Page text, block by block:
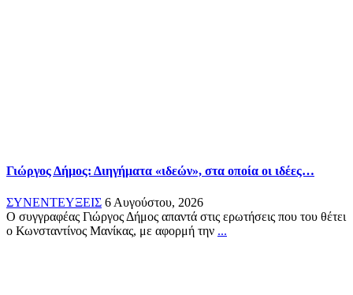
Γιώργος Δήμος: Διηγήματα «ιδεών», στα οποία οι ιδέες…
ΣΥΝΕΝΤΕΥΞΕΙΣ 6 Αυγούστου, 2026
Ο συγγραφέας Γιώργος Δήμος απαντά στις ερωτήσεις που του θέτει
ο Κωνσταντίνος Μανίκας, με αφορμή την ...